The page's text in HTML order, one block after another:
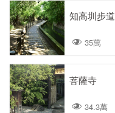
知高圳步道
35萬
菩薩寺
34.3萬